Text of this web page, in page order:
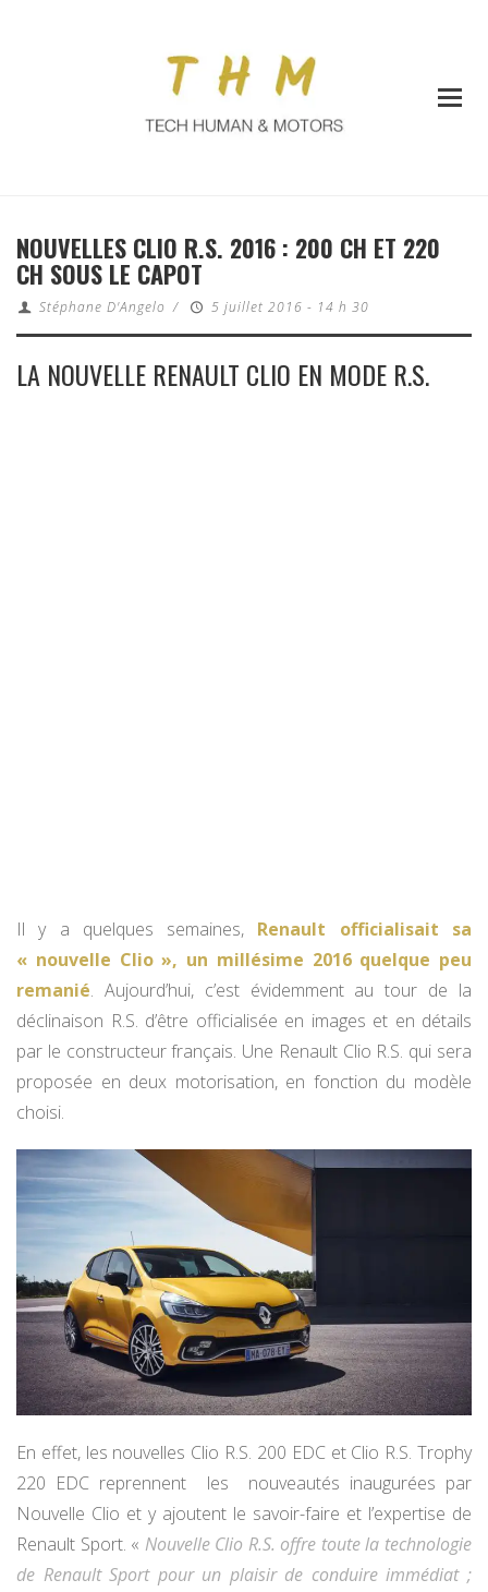
NOUVELLES CLIO R.S. 2016 : 200 CH ET 220
CH SOUS LE CAPOT
Stéphane D'Angelo / 5 juillet 2016 - 14 h 30
LA NOUVELLE RENAULT CLIO EN MODE R.S.
Il y a quelques semaines, Renault officialisait sa
« nouvelle Clio », un millésime 2016 quelque peu
remanié. Aujourd’hui, c’est évidemment au tour de la
déclinaison R.S. d’être officialisée en images et en détails
par le constructeur français. Une Renault Clio R.S. qui sera
proposée en deux motorisation, en fonction du modèle
choisi.
En effet, les nouvelles Clio R.S. 200 EDC et Clio R.S. Trophy
220 EDC reprennent les nouveautés inaugurées par
Nouvelle Clio et y ajoutent le savoir-faire et l’expertise de
Renault Sport. « Nouvelle Clio R.S. offre toute la technologie
de Renault Sport pour un plaisir de conduire immédiat ;